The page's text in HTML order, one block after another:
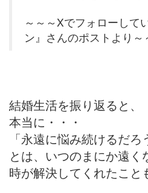
～～～Xでフォローして
ン』さんのポストより～
結婚生活を振り返ると、
本当に・・・
「永遠に悩み続けるだ
とは、いつのまにか遠く
時が解決してくれたこと